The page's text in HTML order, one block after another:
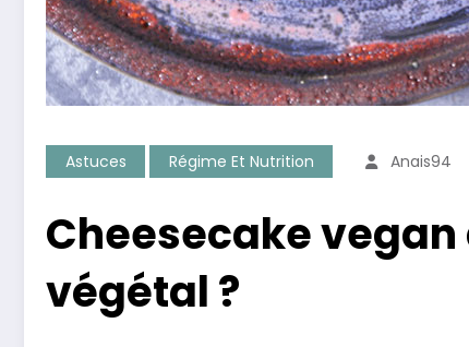
Astuces Régime Et Nutrition Anais94
Cheesecake vegan
végétal ?